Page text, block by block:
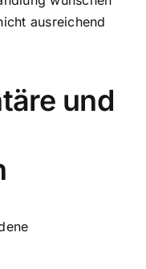
ausreichend
und